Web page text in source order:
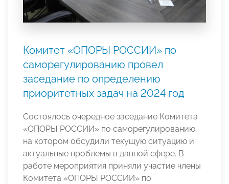
Комитет «ОПОРЫ РОССИИ» по
саморегулированию провел
заседание по определению
приоритетных задач на 2024 год
Состоялось очередное заседание Комитета
«ОПОРЫ РОССИИ» по саморегулированию,
на котором обсудили текущую ситуацию и
актуальные проблемы в данной сфере. В
работе мероприятия приняли участие члены
Комитета «ОПОРЫ РОССИИ» по